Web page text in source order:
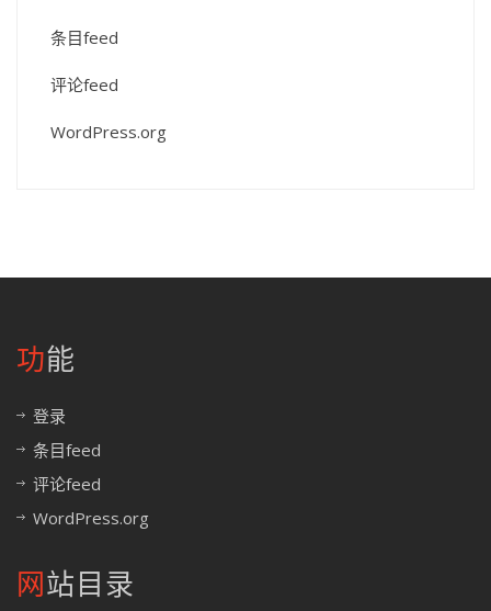
条目feed
评论feed
WordPress.org
功能
登录
条目feed
评论feed
WordPress.org
网站目录